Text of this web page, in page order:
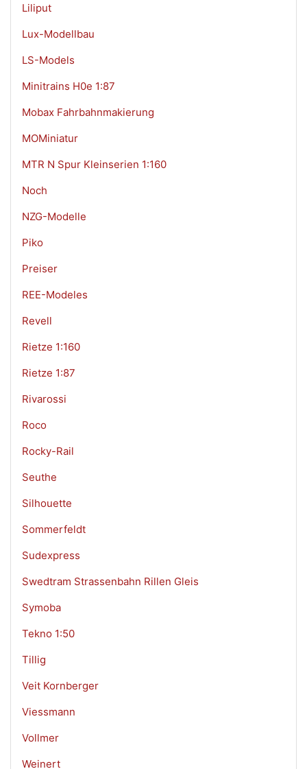
Liliput
Lux-Modellbau
LS-Models
Minitrains H0e 1:87
Mobax Fahrbahnmakierung
MOMiniatur
MTR N Spur Kleinserien 1:160
Noch
NZG-Modelle
Piko
Preiser
REE-Modeles
Revell
Rietze 1:160
Rietze 1:87
Rivarossi
Roco
Rocky-Rail
Seuthe
Silhouette
Sommerfeldt
Sudexpress
Swedtram Strassenbahn Rillen Gleis
Symoba
Tekno 1:50
Tillig
Veit Kornberger
Viessmann
Vollmer
Weinert